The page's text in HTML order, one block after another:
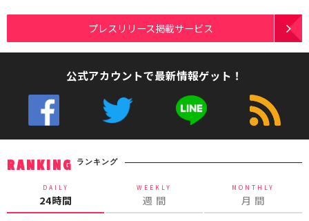
プレスリリース掲載サービス
公式アカウントで最新情報ゲット！
RANKING ランキング
DAILY
24時間
WEEKLY
週 間
MONTHLY
月 間